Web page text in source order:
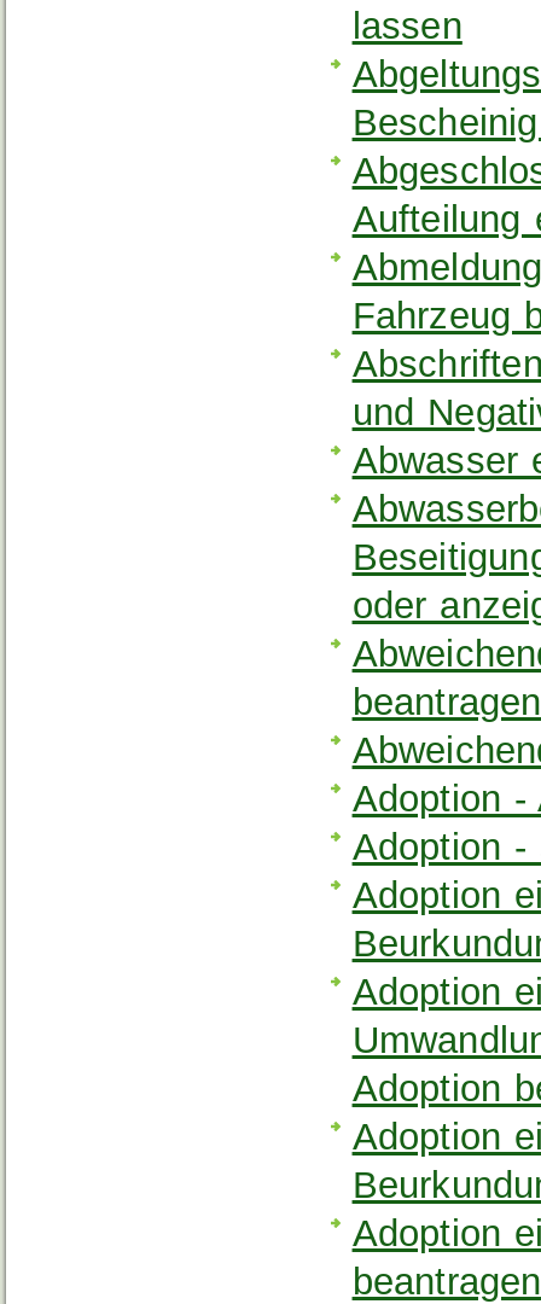
lassen
Aufteilung
Fahrzeug
und
Abwasser
oder
beantragen
Adoption -
Adoption -
Adoption
Adoption
Adoption
Adoption
Adoption
beantragen